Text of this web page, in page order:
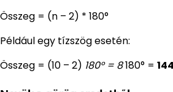
Összeg = (n – 2) * 180°
Például egy tízszög esetén:
Összeg = (10 – 2) 180° = 8180° =